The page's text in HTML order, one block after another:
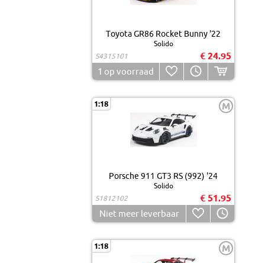
Toyota GR86 Rocket Bunny '22
Solido
S4315101
€ 24.95
1 op voorraad
1:18 M
Porsche 911 GT3 RS (992) '24
Solido
S1812102
€ 51.95
Niet meer leverbaar
1:18 M